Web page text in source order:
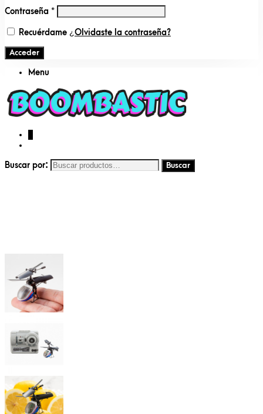
Contraseña *
Recuérdame ¿Olvidaste la contraseña?
Acceder
Menu
Buscar por: